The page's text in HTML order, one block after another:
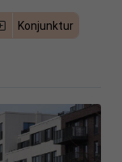
Konjunktur